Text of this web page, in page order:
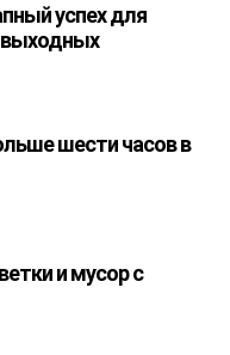
успех для
выходных
шести часов в
и мусор с